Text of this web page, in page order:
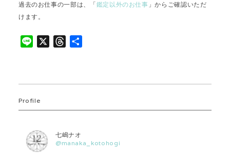
過去のお仕事の一部は、「鑑定以外のお仕事 」からご確認いただ
けます。
Profile
七嶋ナオ
@manaka_kotohogi